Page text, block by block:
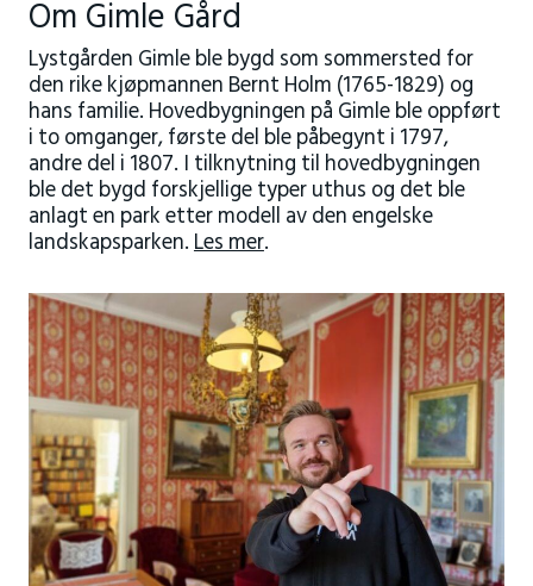
Om Gimle Gård
Lystgården Gimle ble bygd som sommersted for
den rike kjøpmannen Bernt Holm (1765-1829) og
hans familie. Hovedbygningen på Gimle ble oppført
i to omganger, første del ble påbegynt i 1797,
andre del i 1807. I tilknytning til hovedbygningen
ble det bygd forskjellige typer uthus og det ble
anlagt en park etter modell av den engelske
landskapsparken.Les mer.